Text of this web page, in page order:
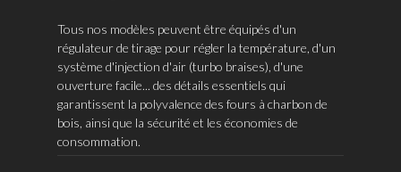
Tous nos modèles peuvent être équipés d'un
régulateur de tirage pour régler la température, d'un
système d'injection d'air (turbo braises), d'une
ouverture facile... des détails essentiels qui
garantissent la polyvalence des fours à charbon de
bois, ainsi que la sécurité et les économies de
consommation.